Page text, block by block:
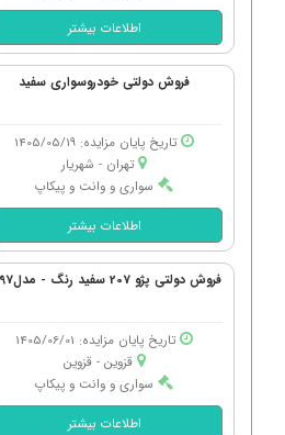
اطلاعات بیشتر
فروش دولتی خودروسواری سفید
تاریخ پایان مزایده: 1405/05/19
تهران - شهریار
سواری و وانت و پیکاپ
اطلاعات بیشتر
فروش دولتی پژو 207 سفید رنگ - مدل1397
تاریخ پایان مزایده: 1405/06/01
قزوین - قزوین
سواری و وانت و پیکاپ
اطلاعات بیشتر